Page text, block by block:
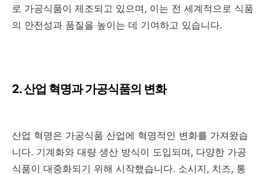
로 가공식품이 제조되고 있으며, 이는 전 세계적으로 식품
의 안전성과 품질을 높이는 데 기여하고 있습니다.
2. 산업 혁명과 가공식품의 변화
산업 혁명은 가공식품 산업에 혁명적인 변화를 가져왔습
니다. 기계화와 대량 생산 방식이 도입되며, 다양한 가공
식품이 대중화되기 위해 시작했습니다. 소시지, 치즈, 통